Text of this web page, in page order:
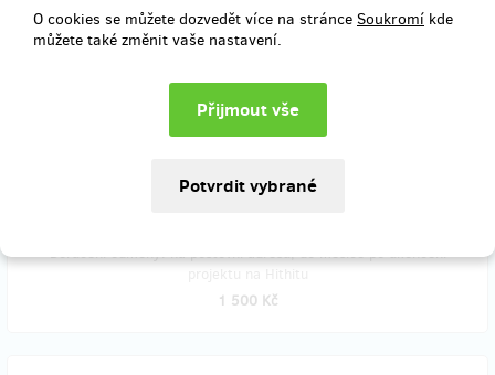
O cookies se můžete dozvedět více na stránce Soukromí kde
můžete také změnit vaše nastavení.
Historicky první merch Underground club s logem klubu!
Obrázky motivů jsou dostupné vaktualitách.
v Olomouci nebo
Informaci o velikosti prosíme vložit do poznámky.
Doručení odměny: na poštovní adresu, do měsíce po ukončení
1 500 Kč